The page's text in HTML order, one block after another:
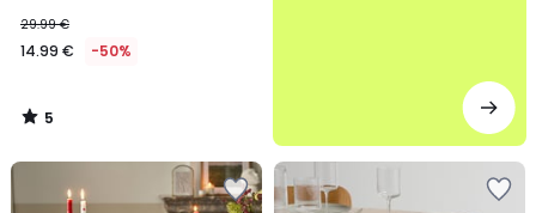
29.99 €
14.99 € -50%
5
/